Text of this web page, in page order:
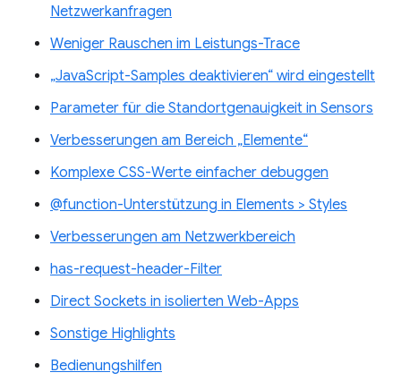
Netzwerkanfragen
Weniger Rauschen im Leistungs-Trace
„JavaScript-Samples deaktivieren“ wird eingestellt
Parameter für die Standortgenauigkeit in Sensors
Verbesserungen am Bereich „Elemente“
Komplexe CSS-Werte einfacher debuggen
@function-Unterstützung in Elements > Styles
Verbesserungen am Netzwerkbereich
has-request-header-Filter
Direct Sockets in isolierten Web-Apps
Sonstige Highlights
Bedienungshilfen